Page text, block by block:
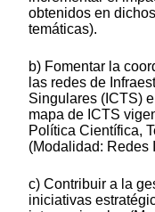
obtenidos en
temáticas).
b) Fomentar la
las redes de
Singulares (ICTS)
mapa de ICTS
Política Científica,
(Modalidad: Redes
c) Contribuir a la
iniciativas